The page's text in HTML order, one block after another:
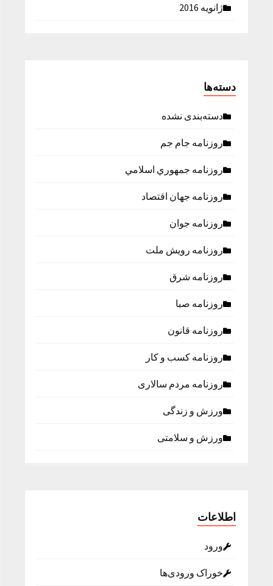
ژانویه 2016
دسته‌ها
دسته‌بندی نشده
روزنامه جام جم
روزنامه جمهوري اسلامي
روزنامه جهان اقتصاد
روزنامه جوان
روزنامه رویش ملت
روزنامه شرق
روزنامه صبا
روزنامه قانون
روزنامه كسب و كار
روزنامه مردم سالاری
ورزش و زندگی
ورزش و سلامتی
اطلاعات
ورود
خوراک ورودی‌ها